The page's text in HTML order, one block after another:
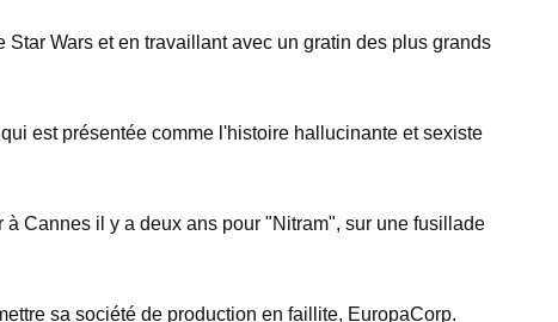
Wars et en travaillant avec un gratin des plus grands
est présentée comme l'histoire hallucinante et sexiste
Cannes il y a deux ans pour "Nitram", sur une fusillade
sa société de production en faillite, EuropaCorp.